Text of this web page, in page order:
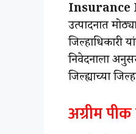
Insurance
उत्पादनात
जिल्हाधिकारी
निवेदनाला
जिल्ह्याच्या
अग्रीम